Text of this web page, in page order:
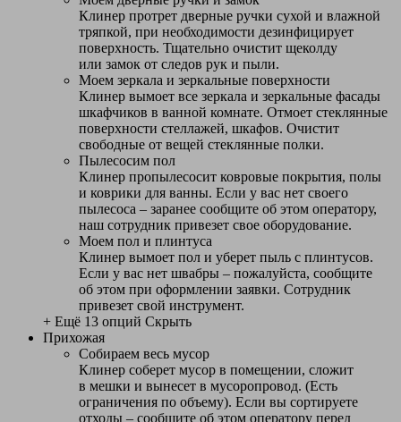
Клинер протрет дверные ручки сухой и влажной
тряпкой, при необходимости дезинфицирует
поверхность. Тщательно очистит щеколду
или замок от следов рук и пыли.
Моем зеркала и зеркальные поверхности
Клинер вымоет все зеркала и зеркальные фасады
шкафчиков в ванной комнате. Отмоет стеклянные
поверхности стеллажей, шкафов. Очистит
свободные от вещей стеклянные полки.
Пылесосим пол
Клинер пропылесосит ковровые покрытия, полы
и коврики для ванны. Если у вас нет своего
пылесоса – заранее сообщите об этом оператору,
наш сотрудник привезет свое оборудование.
Моем пол и плинтуса
Клинер вымоет пол и уберет пыль с плинтусов.
Если у вас нет швабры – пожалуйста, сообщите
об этом при оформлении заявки. Сотрудник
привезет свой инструмент.
+ Ещё 13 опций Скрыть
Прихожая
Собираем весь мусор
Клинер соберет мусор в помещении, сложит
в мешки и вынесет в мусоропровод. (Есть
ограничения по объему). Если вы сортируете
отходы – сообщите об этом оператору перед